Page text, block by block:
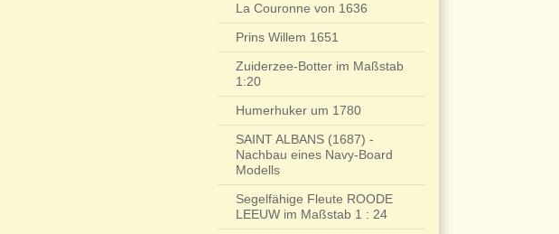
La Couronne von 1636
Prins Willem 1651
Zuiderzee-Botter im Maßstab
1:20
Humerhuker um 1780
SAINT ALBANS (1687) -
Nachbau eines Navy-Board
Modells
Segelfähige Fleute ROODE
LEEUW im Maßstab 1 : 24